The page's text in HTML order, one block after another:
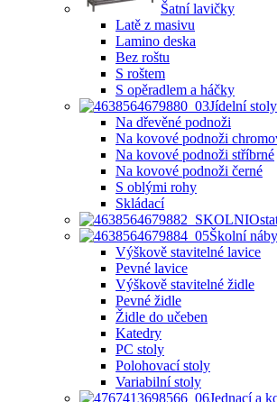
Šatní lavičky
Latě z masivu
Lamino deska
Bez roštu
S roštem
S opěradlem a háčky
Jídelní stoly
Na dřevěné podnoži
Na kovové podnoži
Na kovové podnoži stříbrné
Na kovové podnoži černé
S oblými rohy
Skládací
Školní
Výškově stavitelné lavice
Pevné lavice
Výškově stavitelné židle
Pevné židle
Židle do učeben
Katedry
PC stoly
Polohovací stoly
Variabilní stoly
Jednací a